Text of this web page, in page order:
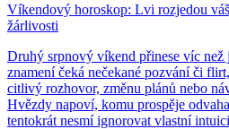
Víkendový horoskop: Lvi rozjedou
žárlivosti
Druhý srpnový víkend přinese víc než
znamení čeká nečekané pozvání či
citlivý rozhovor, změnu plánů nebo
Hvězdy napoví, komu prospěje
tentokrát nesmí ignorovat vlastní